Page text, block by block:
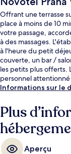
Offrant une terrasse
place à moins de 10
votre passage,
à des massages.
à l'heure du petit
couverte, un bar /
les petits plus offerts.
personnel attentionné
situent à une courte
Informations sur le
Plus
Aperçu